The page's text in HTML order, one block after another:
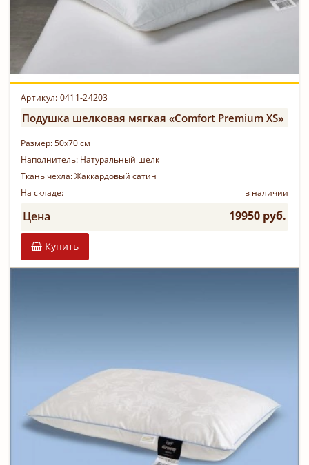
Артикул: 0411-24203
Подушка шелковая мягкая «Comfort Premium XS»
Размер:50х70 см
Наполнитель: Натуральный шелк
Ткань чехла:Жаккардовый сатин
На складе:
в наличии
Цена 19950 руб.
Купить